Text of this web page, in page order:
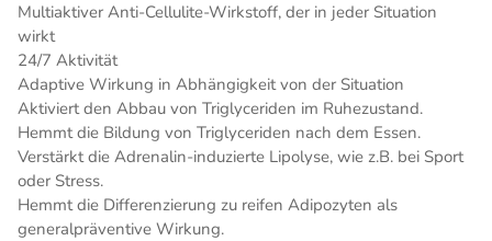
Multiaktiver Anti-Cellulite-Wirkstoff, der in jeder Situation
wirkt
24/7 Aktivität
Adaptive Wirkung in Abhängigkeit von der Situation
Aktiviert den Abbau von Triglyceriden im Ruhezustand.
Hemmt die Bildung von Triglyceriden nach dem Essen.
Verstärkt die Adrenalin-induzierte Lipolyse, wie z.B. bei Sport
oder Stress.
Hemmt die Differenzierung zu reifen Adipozyten als
generalpräventive Wirkung.